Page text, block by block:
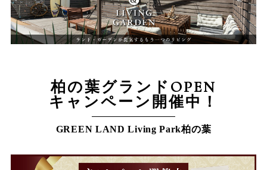
柏の葉グランドOPEN
キャンペーン開催中！
GREEN LAND Living Park柏の葉